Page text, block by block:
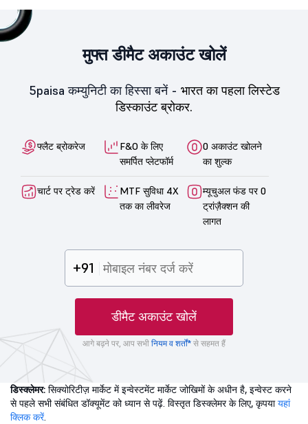
मुफ्त डीमैट अकाउंट खोलें
5paisa कम्युनिटी का हिस्सा बनें - भारत का पहला लिस्टेड
डिस्काउंट ब्रोकर.
फ्लैट ब्रोकरेज
F&O के लिए
समर्पित प्लेटफॉर्म
0 अकाउंट खोलने
का शुल्क
चार्ट पर ट्रेड करें
MTF सुविधा 4X
तक का लीवरेज
म्यूचुअल फंड पर 0
ट्रांज़ैक्शन की
लागत
+91
डीमैट अकाउंट खोलें
आगे बढ़ने पर, आप सभी नियम व शर्तों* से सहमत हैं
डिस्क्लेमर: सिक्योरिटीज़ मार्केट में इन्वेस्टमेंट मार्केट जोखिमों के अधीन है, इन्वेस्ट करने
से पहले सभी संबंधित डॉक्यूमेंट को ध्यान से पढ़ें. विस्तृत डिस्क्लेमर के लिए, कृपयायहां
क्लिक करें.